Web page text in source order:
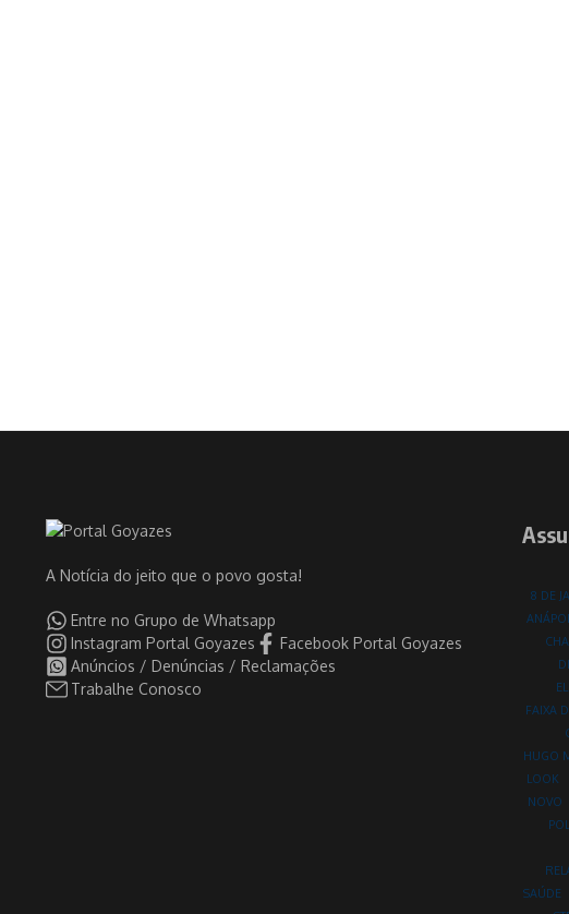
A Notícia do jeito que o povo gosta!
Entre no Grupo de Whatsapp
Instagram Portal Goyazes
Facebook Portal Goyazes
Anúncios / Denúncias / Reclamações
Trabalhe Conosco
8 DE
FAIXA
HUGO
LOOK
NOVO
SAÚDE